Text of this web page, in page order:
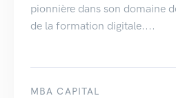
pionnière dans son domaine
de la formation digitale....
MBA CAPITAL